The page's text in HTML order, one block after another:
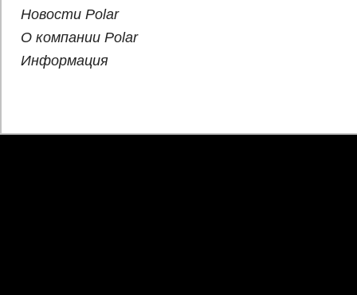
Новости Polar
О компании Polar
Информация